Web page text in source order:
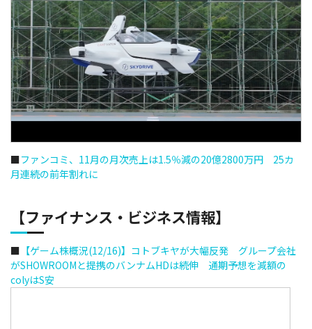
■ファンコミ、11月の月次売上は1.5％減の20億2800万円 25カ
月連続の前年割れに
【ファイナンス・ビジネス情報】
■ 【ゲーム株概況(12/16)】コトブキヤが大幅反発 グループ会社
がSHOWROOMと提携のバンナムHDは続伸 通期予想を減額の
colyはS安